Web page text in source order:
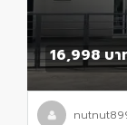
16,998 บา